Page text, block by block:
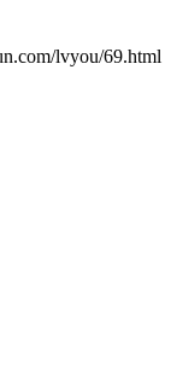
lvyou/69.html